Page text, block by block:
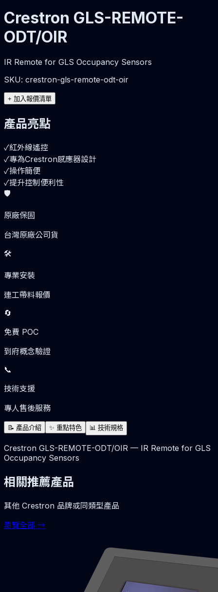
Crestron GLS-REMOTE-
ODT/OIR
IR Remote for GLS Occupancy Sensors
SKU: crestron-gls-remote-odt-oir
+ 加入報價清單
產品亮點
✓紅外線遙控
✓專為Crestron感應器設計
✓操作簡便
✓提升控制便利性
🛡️
原廠保固
台灣原廠公司貨
🛠️
專業安裝
連工帶料報價
🔄
免費 POC
到府概念驗證
📞
技術支援
專人售後服務
📝 產品介紹 ✨ 重點特色 📊 技術規格
Crestron GLS-REMOTE-ODT/OIR — IR Remote for GLS
Occupancy Sensors
相關推薦產品
其他 Crestron 品牌或同類型產品
瀏覽全部 →